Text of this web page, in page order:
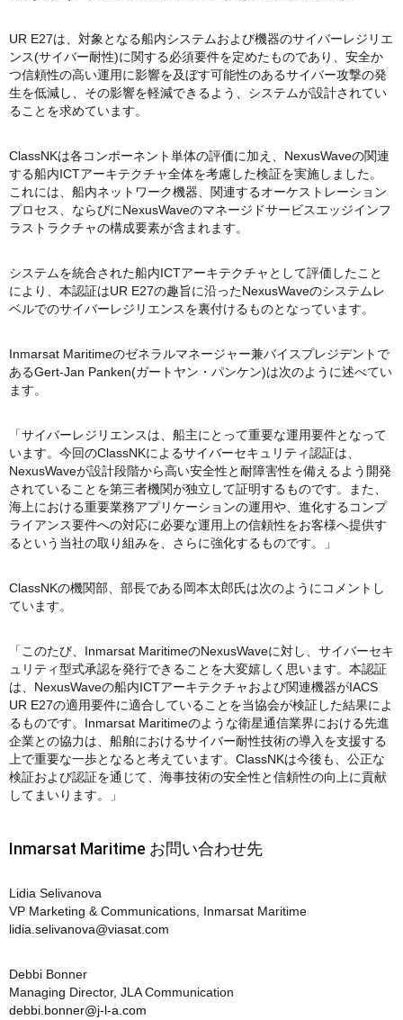
UR E27は、対象となる船内システムおよび機器のサイバーレジリエ
ンス(サイバー耐性)に関する必須要件を定めたものであり、安全か
つ信頼性の高い運用に影響を及ぼす可能性のあるサイバー攻撃の発
生を低減し、その影響を軽減できるよう、システムが設計されてい
ることを求めています。
ClassNKは各コンポーネント単体の評価に加え、NexusWaveの関連
する船内ICTアーキテクチャ全体を考慮した検証を実施しました。
これには、船内ネットワーク機器、関連するオーケストレーション
プロセス、ならびにNexusWaveのマネージドサービスエッジインフ
ラストラクチャの構成要素が含まれます。
システムを統合された船内ICTアーキテクチャとして評価したこと
により、本認証はUR E27の趣旨に沿ったNexusWaveのシステムレ
ベルでのサイバーレジリエンスを裏付けるものとなっています。
Inmarsat Maritimeのゼネラルマネージャー兼バイスプレジデントで
あるGert-Jan Panken(ガートヤン・パンケン)は次のように述べてい
ます。
「サイバーレジリエンスは、船主にとって重要な運用要件となって
います。今回のClassNKによるサイバーセキュリティ認証は、
NexusWaveが設計段階から高い安全性と耐障害性を備えるよう開発
されていることを第三者機関が独立して証明するものです。また、
海上における重要業務アプリケーションの運用や、進化するコンプ
ライアンス要件への対応に必要な運用上の信頼性をお客様へ提供す
るという当社の取り組みを、さらに強化するものです。」
ClassNKの機関部、部長である岡本太郎氏は次のようにコメントし
ています。
「このたび、Inmarsat MaritimeのNexusWaveに対し、サイバーセキ
ュリティ型式承認を発行できることを大変嬉しく思います。本認証
は、NexusWaveの船内ICTアーキテクチャおよび関連機器がIACS
UR E27の適用要件に適合していることを当協会が検証した結果によ
るものです。Inmarsat Maritimeのような衛星通信業界における先進
企業との協力は、船舶におけるサイバー耐性技術の導入を支援する
上で重要な一歩となると考えています。ClassNKは今後も、公正な
検証および認証を通じて、海事技術の安全性と信頼性の向上に貢献
してまいります。」
Inmarsat Maritime お問い合わせ先
Lidia Selivanova
VP Marketing & Communications, Inmarsat Maritime
lidia.selivanova@viasat.com
Debbi Bonner
Managing Director, JLA Communication
debbi.bonner@j-l-a.com